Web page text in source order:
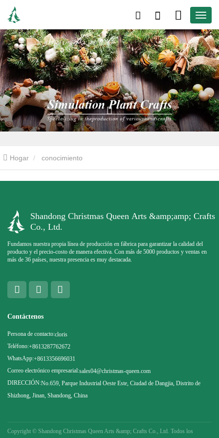
Hogar conocimiento
Shandong Christmas Queen Arts &amp;amp; Crafts
Co., Ltd.
Fundamos nuestra propia línea de producción en fábrica para garantizar la calidad del
producto y el precio-costo de manera efectiva. Con más de 5000 productos y ventas en
más de 36 países, nuestra presencia es muy destacada.
Contáctenos
Persona de contacto:cloris
Teléfono:+8613287762672
WhatsApp:+8613356696031
Correo electrónico empresarial:sales04@christmas-queen.com
DIRECCIÓN:No.659, Parque Industrial Oeste Este, Ciudad de Dangjia, Distrito de
Shizhong, Jinan, Shandong, China
Copyright © Shandong Christmas Queen Arts &amp; Crafts Co., Ltd. Todos los